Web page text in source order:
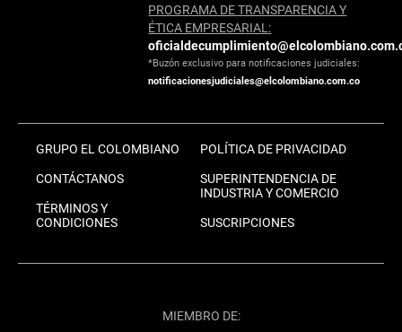
PROGRAMA DE TRANSPARENCIA Y
ÉTICA EMPRESARIAL:
*Buzón exclusivo para notificaciones judiciales:
notificacionesjudiciales@elcolombiano.com.co
GRUPO EL COLOMBIANO
CONTÁCTANOS
TÉRMINOS Y
CONDICIONES
POLÍTICA DE PRIVACIDAD
SUPERINTENDENCIA DE
INDUSTRIA Y COMERCIO
SUSCRIPCIONES
MIEMBRO DE: